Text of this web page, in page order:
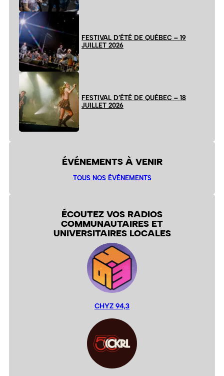
FESTIVAL D’ÉTÉ DE QUÉBEC – 19
JUILLET 2026
FESTIVAL D’ÉTÉ DE QUÉBEC – 18
JUILLET 2026
ÉVÉNEMENTS À VENIR
TOUS NOS ÉVÉNEMENTS
ÉCOUTEZ VOS RADIOS
COMMUNAUTAIRES ET
UNIVERSITAIRES LOCALES
CHYZ 94,3